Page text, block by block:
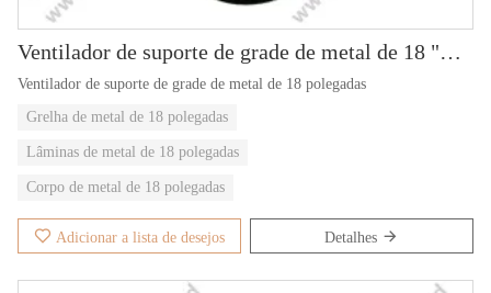
Ventilador de suporte de grade de metal de 18 "GWFS-85
Ventilador de suporte de grade de metal de 18 polegadas
Grelha de metal de 18 polegadas
Lâminas de metal de 18 polegadas
Corpo de metal de 18 polegadas
Adicionar a lista de desejos Detalhes